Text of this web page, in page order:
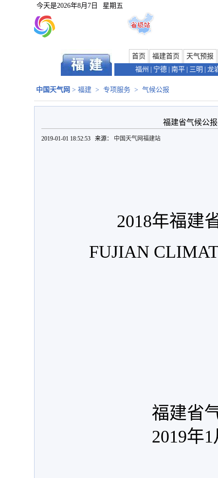
今天是2026年8月7日 星期五
首页 福建首页
天气预报
福州
宁德 南平 三明 龙
中国天气网 > 福建 > 专项服务 > 气候公报
福建省气候公
2019-01-01 18:52:53 来源： 中国天气网福建站
2018年福建
FUJIAN
福建省
2019年